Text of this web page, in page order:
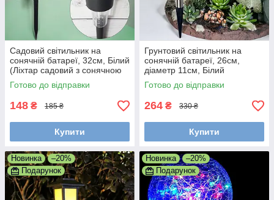
Садовий світильник на
сонячній батареї, 32см, Білий
(Ліхтар садовий з сонячною
панеллю)
Готово до відправки
148 ₴ 185 ₴
Купити
Грунтовий світильник на
сонячній батареї, 26см,
діаметр 11см, Білий
(Садовий ліхтарик із
сонячною панеллю)
Готово до відправки
264 ₴ 330 ₴
Купити
Новинка
–20%
Подарунок
Новинка
–20%
Подарунок